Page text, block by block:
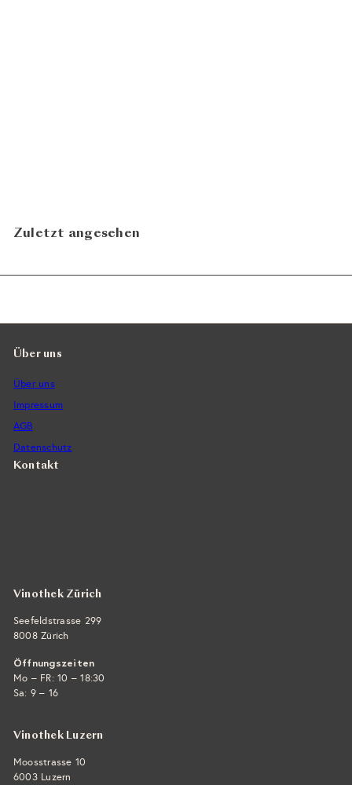
Zuletzt angesehen
Über uns
Über uns
Impressum
AGB
Datenschutz
Kontakt
Vinothek Zürich
Seefeldstrasse 299
8008 Zürich
Öffnungszeiten
Mo – FR: 10 – 18:30
Sa: 9 – 16
Vinothek Luzern
Moosstrasse 10
6003 Luzern